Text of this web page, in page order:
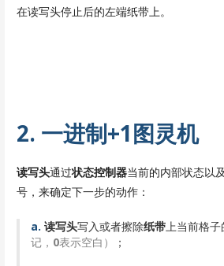
在读写头停止后的左端纸带上。
2. 一进制+1图灵机
读写头通过状态控制器当前的内部状态以
号，来确定下一步的动作：
a. 读写头写入或者擦除纸带 上当前格
记， 0表示空白） ；